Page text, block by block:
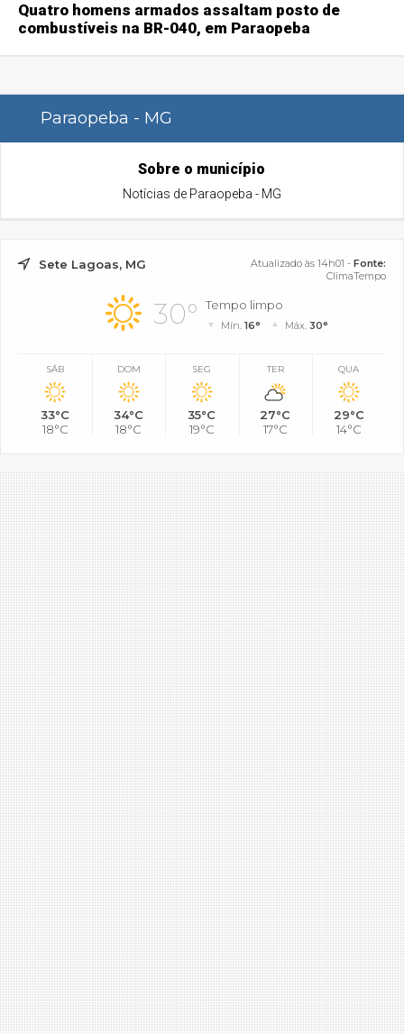
Quatro homens armados assaltam posto de
combustíveis na BR-040, em Paraopeba
Paraopeba - MG
Sobre o município
Notícias de Paraopeba - MG
Sete Lagoas, MG Atualizado às 14h01 - Fonte:
ClimaTempo
30° Tempo limpo
Mín.16° Máx. 30°
SÁB
33°C
18°C
DOM
34°C
18°C
SEG
35°C
19°C
TER
27°C
17°C
QUA
29°C
14°C